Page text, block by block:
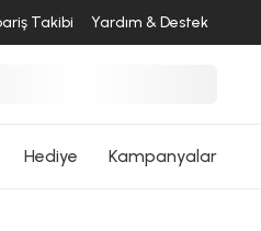
Takibi Yardım & Destek
Hediye Kampanyalar